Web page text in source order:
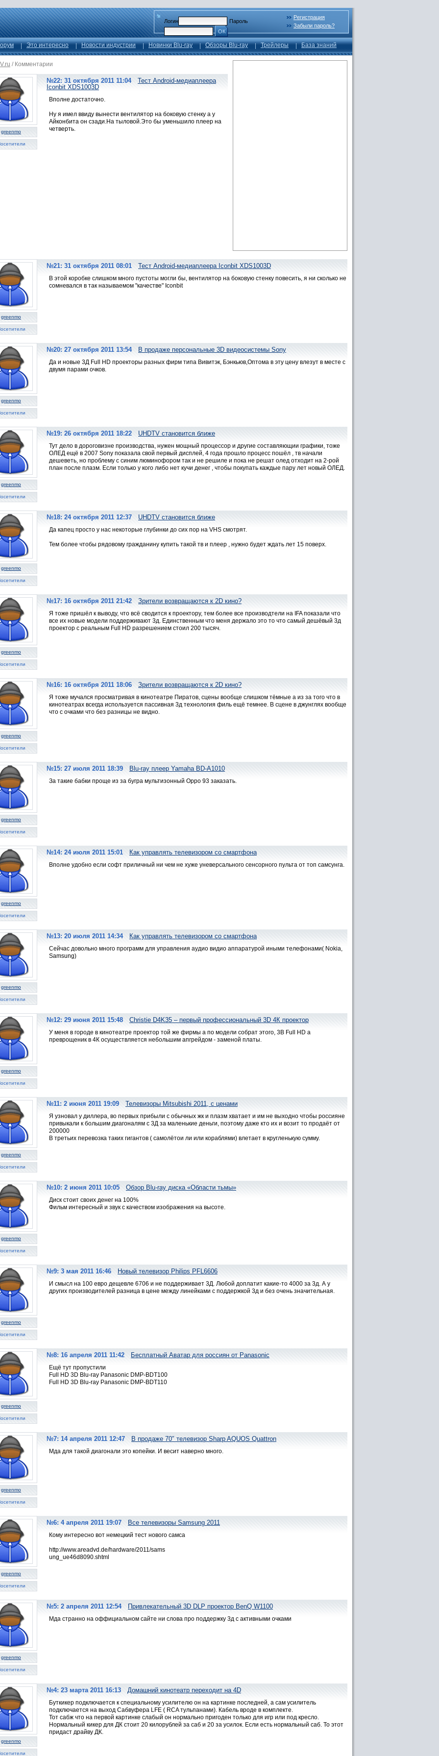
Логин
Пароль
ОК
Регистрация
Забыли пароль?
Это интересно Новости индустрии Новинки Blu-ray Обзоры Blu-ray Трейлеры База знаний
/ Комментарии
greenmo
№22: 31 октября 2011 11:04
Тест Android-медиаплеера
Iconbit XDS1003D
Вполне достаточно.
Ну я имел ввиду вынести вентилятор на боковую стенку а у
Айконбита он сзади.На тыловой.Это бы уменьшило плеер на
четверть.
greenmo
№21: 31 октября 2011 08:01 Тест Android-медиаплеера Iconbit XDS1003D
В этой коробке слишком много пустоты могли бы, вентилятор на боковую стенку повесить, я ни сколько не
сомневался в так называемом "качестве" Iconbit
greenmo
№20: 27 октября 2011 13:54 В продаже персональные 3D видеосистемы Sony
Да и новые 3Д Full HD проекторы разных фирм типа Вивитэк, Бэнкьюв,Оптома в эту цену влезут в месте с
двумя парами очков.
greenmo
№19: 26 октября 2011 18:22 UHDTV становится ближе
Тут дело в дороговизне производства, нужен мощный процессор и другие составляющии графики, тоже
ОЛЕД ещё в 2007 Sony показала свой первый дисплей, 4 года прошло процесс пошёл , тв начали
дешеветь, но проблему с синим люминофором так и не решиле и пока не решат олед отходит на 2-рой
план после плазм. Если только у кого либо нет кучи денег , чтобы покупать каждые пару лет новый ОЛЕД.
greenmo
№18: 24 октября 2011 12:37 UHDTV становится ближе
Да капец просто у нас некоторые глубинки до сих пор на VHS смотрят.
Тем более чтобы рядовому гражданину купить такой тв и плеер , нужно будет ждать лет 15 поверх.
greenmo
№17: 16 октября 2011 21:42 Зрители возвращаются к 2D кино?
Я тоже пришёл к выводу, что всё сводится к проектору, тем более все производтели на IFA показали что
все их новые модели поддерживают 3д. Единственным что меня держало это то что самый дешёвый 3д
проектор с реальным Full HD разрешением стоил 200 тысяч.
greenmo
№16: 16 октября 2011 18:06 Зрители возвращаются к 2D кино?
Я тоже мучался просматривая в кинотеатре Пиратов, сцены вообще слишком тёмные а из за того что в
кинотеатрах всегда используется пассивная 3д технология филь ещё темнее. В сцене в джунглях вообще
что с очками что без разницы не видно.
greenmo
№15: 27 июля 2011 18:39 Blu-ray плеер Yamaha BD-A1010
За такие бабки проще из за бугра мультизонный Орро 93 заказать.
greenmo
№14: 24 июля 2011 15:01 Как управлять телевизором со смартфона
Вполне удобно если софт приличный ни чем не хуже уневерсального сенсорного пульта от топ самсунга.
greenmo
№13: 20 июля 2011 14:34 Как управлять телевизором со смартфона
Сейчас довольно много программ для управления аудио видио аппаратурой иными телефонами( Nokia,
Samsung)
greenmo
№12: 29 июня 2011 15:48 Christie D4K35 – первый профессиональный 3D 4К проектор
У меня в городе в кинотеатре проектор той же фирмы а по модели собрат этого, 3В Full HD а
преврощеник в 4К осуществляется небольшим апгрейдом - заменой платы.
greenmo
№11: 2 июня 2011 19:09 Телевизоры Mitsubishi 2011, с ценами
Я узновал у диллера, во первых прибыли с обычных жк и плазм хватает и им не выходно чтобы россияне
привыкали к большим диагоналям с 3Д за маленькие деньги, поэтому даже кто их и возит то продаёт от
200000
В третьих перевозка таких гигантов ( самолётои ли или кораблями) влетает в кругленькую сумму.
greenmo
№10: 2 июня 2011 10:05 Обзор Blu-ray диска «Области тьмы»
Диск стоит своих денег на 100%
Фильм интересный и звук с качеством изображения на высоте.
greenmo
№9: 3 мая 2011 16:46 Новый телевизор Philips PFL6606
И смысл на 100 евро дещевле 6706 и не поддерживает 3Д. Любой доплатит какие-то 4000 за 3д. А у
других производителей разница в цене между линейками с поддержкой 3д и без очень значительная.
greenmo
№8: 16 апреля 2011 11:42 Бесплатный Аватар для россиян от Panasonic
Ещё тут пропустили
Full HD 3D Blu-ray Panasonic DMP-BDT100
Full HD 3D Blu-ray Panasonic DMP-BDT110
greenmo
№7: 14 апреля 2011 12:47 В продаже 70″ телевизор Sharp AQUOS Quattron
Мда для такой диагонали это копейки. И весит наверно много.
greenmo
№6: 4 апреля 2011 19:07 Все телевизоры Samsung 2011
Кому интересно вот немецкий тест нового самса
http://www.areadvd.de/hardware/2011/sams
ung_ue46d8090.shtml
greenmo
№5: 2 апреля 2011 12:54 Привлекательный 3D DLP проектор BenQ W1100
Мда странно на оффициальном сайте ни слова про поддержку 3д с активными очками
greenmo
№4: 23 марта 2011 16:13 Домашний кинотеатр переходит на 4D
Буткикер подключается к специальному усилителю он на картинке последней, а сам усилитель
подключается на выход Сабвуфера LFE ( RCA тульпанами). Кабель вроде в комплекте.
Тот сабж что на первой картинке слабый он нормально пригоден только для игр или под кресло.
Нормальный кикер для ДК стоит 20 килорублей за саб и 20 за усилок. Если есть нормальный саб. То этот
придаст драйву ДК.